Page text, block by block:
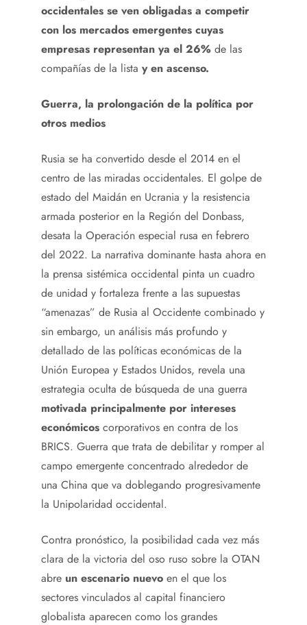
occidentales se ven obligadas a competir
con los mercados emergentes cuyas
empresas representan ya el 26% de las
compañías de la lista y en ascenso.
Guerra, la prolongación de la política por
otros medios
Rusia se ha convertido desde el 2014 en el
centro de las miradas occidentales. El golpe de
estado del Maidán en Ucrania y la resistencia
armada posterior en la Región del Donbass,
desata la Operación especial rusa en febrero
del 2022. La narrativa dominante hasta ahora en
la prensa sistémica occidental pinta un cuadro
de unidad y fortaleza frente a las supuestas
“amenazas” de Rusia al Occidente combinado y
sin embargo, un análisis más profundo y
detallado de las políticas económicas de la
Unión Europea y Estados Unidos, revela una
estrategia oculta de búsqueda de una guerra
motivada principalmente por intereses
económicos corporativos en contra de los
BRICS. Guerra que trata de debilitar y romper al
campo emergente concentrado alrededor de
una China que va doblegando progresivamente
la Unipolaridad occidental.
Contra pronóstico, la posibilidad cada vez más
clara de la victoria del oso ruso sobre la OTAN
abre un escenario nuevo en el que los
sectores vinculados al capital financiero
globalista aparecen como los grandes